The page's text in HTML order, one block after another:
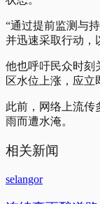
“通过提前监测与
并迅速采取行动，
他也呼吁民众时刻
区水位上涨，应立
此前，网络上流传
雨而遭水淹。
相关新闻
selangor